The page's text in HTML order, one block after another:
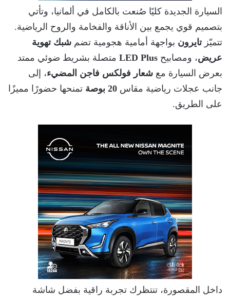
السيارة الجديدة كليًا صُنعت بالكامل في ألمانيا، وتأتي
بتصميم قوي يجمع بين الأناقة والفخامة والروح الرياضية.
تتميّزتايرون بواجهة أمامية هجومية تضم شبك تهوية
عريض، ومصابيح LED Plus متصلة بشريط ضوئي ممتد
بعرض السيارة مع شعار فولكس فاجن المضيء، إلى
جانب عجلات رياضية مقاس 20 بوصة
تمنحها حضورًا مميزًا
على الطريق.
داخل المقصورة، تنتظرك تجربة راقية بفضل شاشة